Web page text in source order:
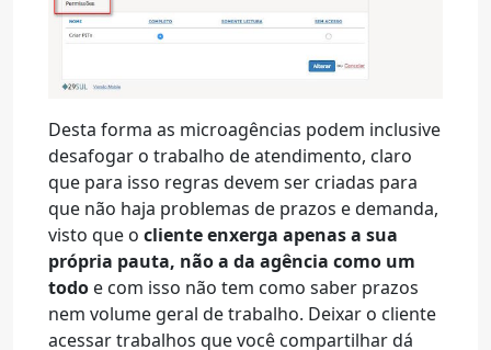
Desta forma as microagências podem inclusive
desafogar o trabalho de atendimento, claro
que para isso regras devem ser criadas para
que não haja problemas de prazos e demanda,
visto que o cliente enxerga apenas a sua
própria pauta, não a da agência como um
todo e com isso não tem como saber prazos
nem volume geral de trabalho. Deixar o cliente
acessar trabalhos que você compartilhar dá